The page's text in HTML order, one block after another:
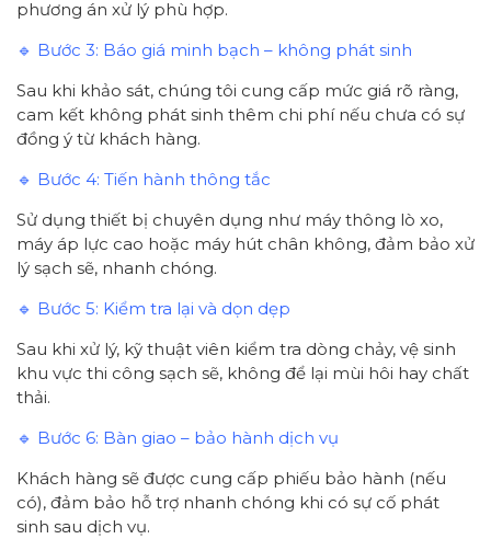
phương án xử lý phù hợp.
🔹 Bước 3: Báo giá minh bạch – không phát sinh
Sau khi khảo sát, chúng tôi cung cấp mức giá rõ ràng,
cam kết không phát sinh thêm chi phí nếu chưa có sự
đồng ý từ khách hàng.
🔹 Bước 4: Tiến hành thông tắc
Sử dụng thiết bị chuyên dụng như máy thông lò xo,
máy áp lực cao hoặc máy hút chân không, đảm bảo xử
lý sạch sẽ, nhanh chóng.
🔹 Bước 5: Kiểm tra lại và dọn dẹp
Sau khi xử lý, kỹ thuật viên kiểm tra dòng chảy, vệ sinh
khu vực thi công sạch sẽ, không để lại mùi hôi hay chất
thải.
🔹 Bước 6: Bàn giao – bảo hành dịch vụ
Khách hàng sẽ được cung cấp phiếu bảo hành (nếu
có), đảm bảo hỗ trợ nhanh chóng khi có sự cố phát
sinh sau dịch vụ.